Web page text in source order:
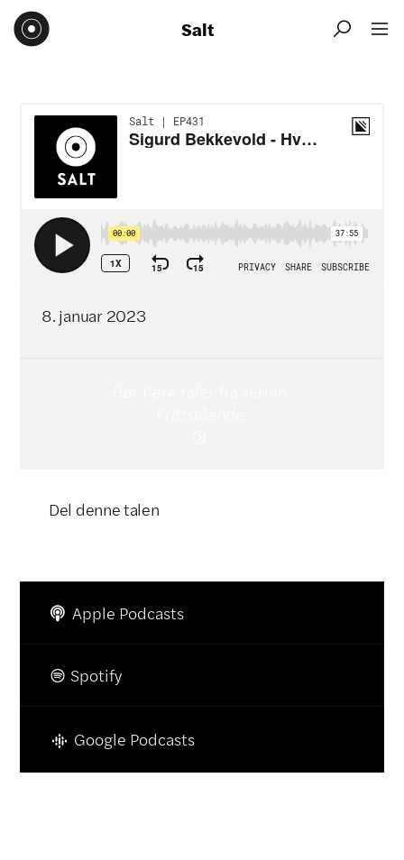
Salt  
8. januar 2023
Del denne talen
 Apple Podcasts
 Spotify
Google Podcasts